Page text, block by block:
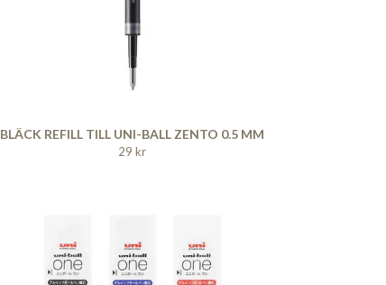
BLÄCK REFILL TILL UNI-BALL ZENTO 0.5 MM
29 kr